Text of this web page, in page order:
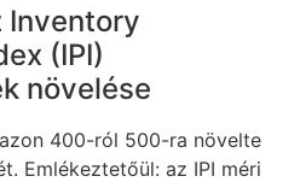
Inventory
(IPI)
növelése
400-ról 500-ra növelte
Emlékeztetőül: az IPI méri